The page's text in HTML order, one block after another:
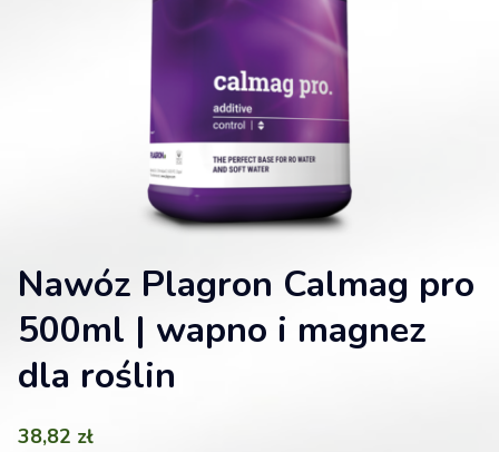
Nawóz Plagron Calmag pro
500ml | wapno i magnez
dla roślin
38,82 zł